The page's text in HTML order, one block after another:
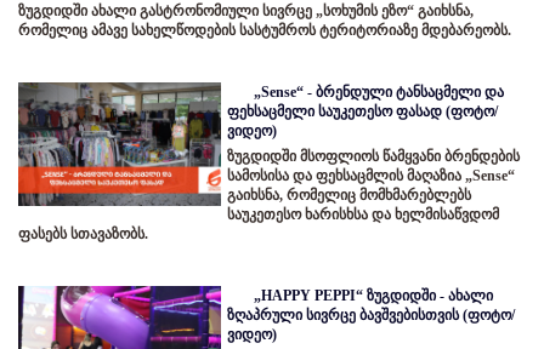
ზუგდიდში ახალი გასტრონომიული სივრცე „სოხუმის ეზო“ გაიხსნა,
რომელიც ამავე სახელწოდების სასტუმროს ტერიტორიაზე მდებარეობს.
„Sense“ - ბრენდული ტანსაცმელი და
ფეხსაცმელი საუკეთესო ფასად (ფოტო/
ვიდეო)
ზუგდიდში მსოფლიოს წამყვანი ბრენდების
სამოსისა და ფეხსაცმლის მაღაზია „Sense“
გაიხსნა, რომელიც მომხმარებლებს
საუკეთესო ხარისხსა და ხელმისაწვდომ
ფასებს სთავაზობს.
„HAPPY PEPPI“ ზუგდიდში - ახალი
ზღაპრული სივრცე ბავშვებისთვის (ფოტო/
ვიდეო)